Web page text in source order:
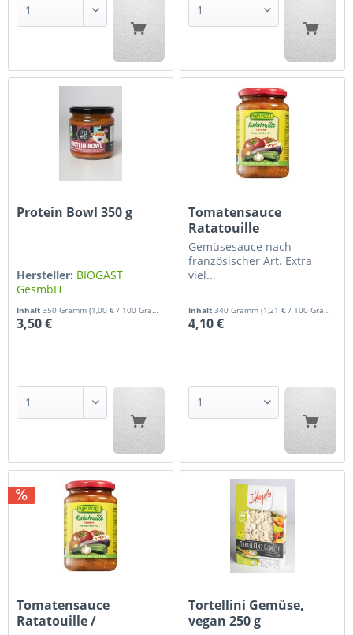
Protein Bowl 350 g
Hersteller: BIOGAST
GesmbH
Inhalt350 Gramm(1,00 € / 100 Gramm)
3,50 €
Tomatensauce
Ratatouille
Gemüsesauce nach
französischer Art. Extra
viel...
Inhalt340 Gramm(1,21 € / 100 Gramm)
4,10 €
Tomatensauce
Ratatouille /
Tortellini Gemüse,
vegan 250 g